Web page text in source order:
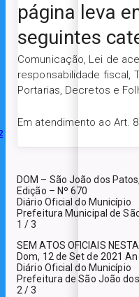
página leva
seguintes
Comunicação, Lei de
responsabilidade fiscal,
Portarias, Decretos e
Em atendimento ao Art.
DOM – São João dos
Edição – Nº 670
Diário Oficial do Município
Prefeitura Municipal de
1 / 3
SEM ATOS OFICIAIS
Dom, 12 de Set de 2021
Diário Oficial do Município
Prefeitura de São João
2 / 3